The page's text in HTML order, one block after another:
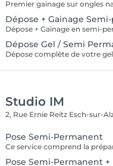
Dépose + Gainage
Dépose Gel / Semi
Studio IM
2, Rue Ernie Reitz Esch-sur-
Pose Semi-Permanent
Pose Semi-Permanent